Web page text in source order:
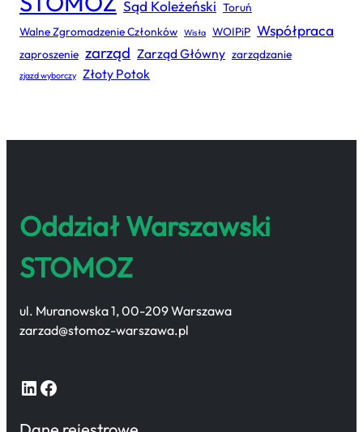
Sąd Koleżeński Toruń
Walne Zgromadzenie Członków Wisła WOIPiP Współpraca
zaproszenie zarząd Zarząd Główny zarządzanie
zjazd wyborczy Złoty Potok
Oddział Warszawski
STOMOZ
ul. Muranowska 1, 00-209 Warszawa
zarzad@stomoz-warszawa.pl
LinkedIn Facebook